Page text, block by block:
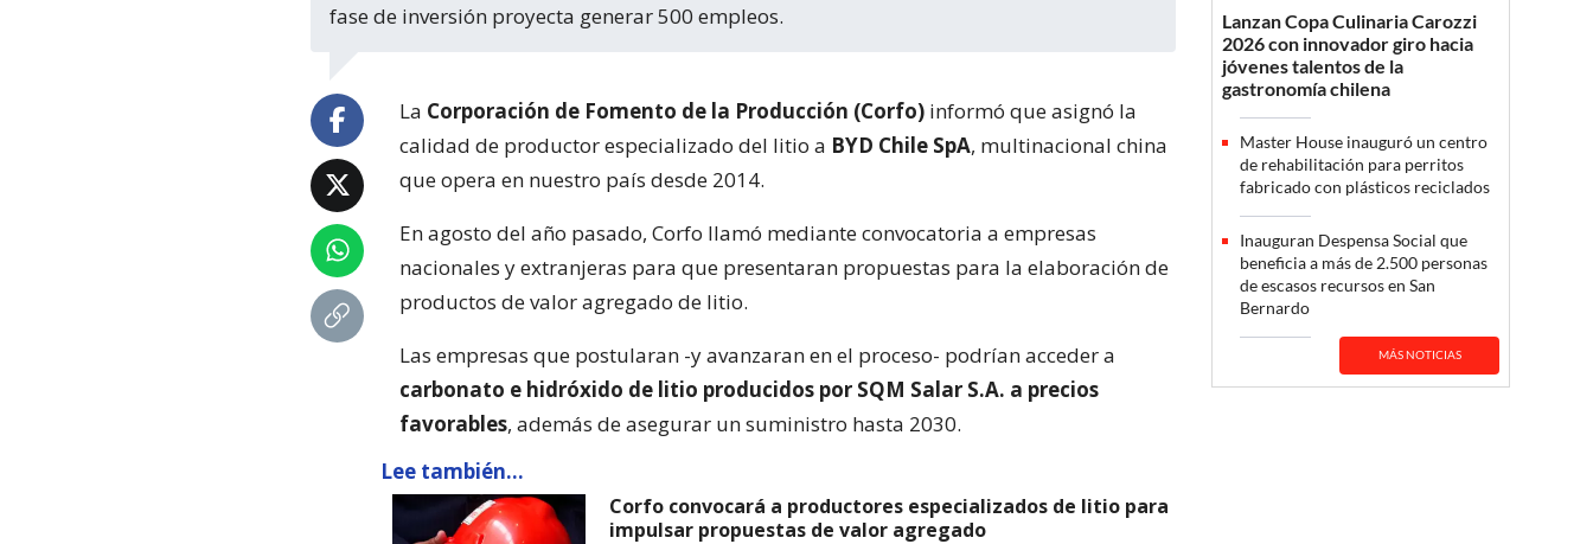
fase de inversión proyecta generar 500 empleos.
La Corporación de Fomento de la Producción (Corfo) informó que asignó la
calidad de productor especializado del litio a BYD Chile SpA, multinacional china
que opera en nuestro país desde 2014.
En agosto del año pasado, Corfo llamó mediante convocatoria a empresas
nacionales y extranjeras para que presentaran propuestas para la elaboración de
productos de valor agregado de litio.
Las empresas que postularan -y avanzaran en el proceso- podrían acceder a
carbonato e hidróxido de litio producidos por SQM Salar S.A. a precios
favorables, además de asegurar un suministro hasta 2030.
Lee también...
Corfo convocará a productores especializados de litio para
impulsar propuestas de valor agregado
Lanzan Copa Culinaria Carozzi
2026 con innovador giro hacia
jóvenes talentos de la
gastronomía chilena
Master House inauguró un centro
de rehabilitación para perritos
fabricado con plásticos reciclados
Inauguran Despensa Social que
beneficia a más de 2.500 personas
de escasos recursos en San
Bernardo
MÁS NOTICIAS